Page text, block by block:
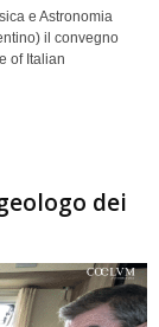
e Astronomia
il convegno
of Italian
dei